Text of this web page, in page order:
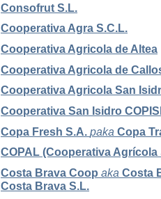
Consofrut S.L.
Cooperativa Agra S.C.L.
Cooperativa Agricola de Altea
Cooperativa Agricola de
Cooperativa Agricola San
Cooperativa San Isidro
Copa Fresh S.A. paka Copa
COPAL (Cooperativa Agrícola
Costa Brava Coop aka Costa
Costa Brava S.L.